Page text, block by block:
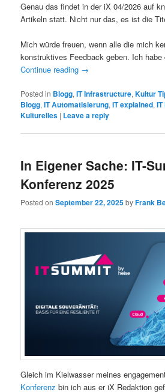
Genau das findet in der iX 04/2026 auf
Artikeln statt. Nicht nur das, es ist die
Mich würde freuen, wenn alle die mich
konstruktives Feedback geben. Ich habe
Continue reading →
Posted in Blogg,IT Infrastructure,Kultur
Blogg,IT Automatisierung,IT explained,
Kulturelles | Leave a reply
In Eigener Sache: IT-
Konferenz 2025
Posted onSeptember 22, 2025byFrank
Gleich im Kielwasser meines
Konferenzbin ich aus er iX Redaktion